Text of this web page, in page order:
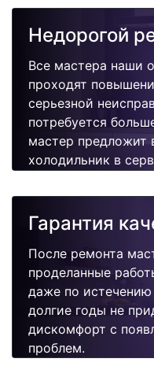
Недорогой
Все мастера наши
проходят
серьезной
потребуется
мастер предложит
холодильник в
Гарантия
После ремонта
проделанные
даже по
долгие годы не
дискомфорт с
проблем.